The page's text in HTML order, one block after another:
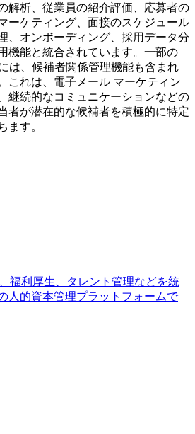
解析、従業員の紹介評価、応募者の
ーケティング、面接のスケジュール
、オンボーディング、採用データ分
機能と統合されています。一部の
は、候補者関係管理機能も含まれ
これは、電子メール マーケティン
継続的なコミュニケーションなどの
者が潜在的な候補者を積極的に特定
ます。
福利厚生、タレント管理などを統
人的資本管理プラットフォームで